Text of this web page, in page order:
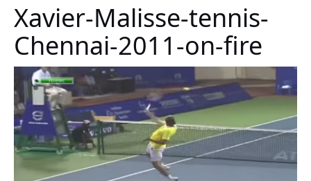
Xavier-Malisse-tennis-
Chennai-2011-on-fire